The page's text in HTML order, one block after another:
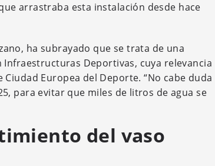
arrastraba esta instalación desde hace
ha subrayado que se trata de una
Infraestructuras Deportivas, cuya relevancia
Europea del Deporte. “No cabe duda
para evitar que miles de litros de agua se
del vaso